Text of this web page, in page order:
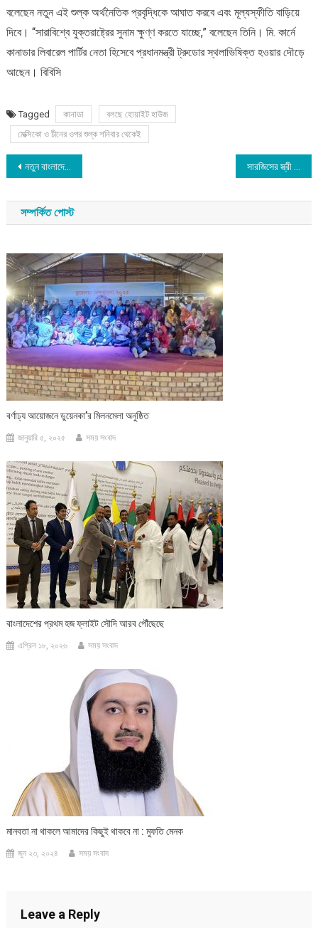
বলেছেন নতুন এই শুল্ক অর্থনৈতিক প্রবৃদ্ধিকে আঘাত করবে এবং মূল্যস্ফীতি বাড়িয়ে
দিবে। “সারাবিশ্বে যুক্তরাষ্ট্রের সুনাম ক্ষুণ্ণ করতে যাচ্ছে,” বলেছেন তিনি। মি. কার্নে
কানাডার লিবারেল পার্টির নেতা হিসেবে প্রধানমন্ত্রী ট্রুডোর স্থলাভিষিক্ত হওয়ার দৌড়ে
আছেন। বিবিসি
Tagged কানাডা
বলছে হোয়াইট হাউজ
মেক্সিকো ও চীনের ওপর শুল্ক শনিবার থেকেই
Post
navigation
নতুন বাংলাদেশ বিনির্মাণের আকাঙ্খার একুশে বইমেলা
সম্পর্কিত পোস্ট
বর্ণাঢ্য আয়োজনে ডুয়েনকা’র মিলনমেলা অনুষ্ঠিত
জানুয়ারি ৫, ২০২৫ সময় সংবাদ
বাংলাদেশের প্রথম হজ ফ্লাইট সৌদি আরব পৌঁছেছে
এপ্রিল ১৮, ২০২৬ সময় সংবাদ
মানবতা না থাকলে আমাদের কিছুই থাকবে না : মুফতি মেনক
জুন ২৩, ২০২৪ সময় সংবাদ
Leave a Reply